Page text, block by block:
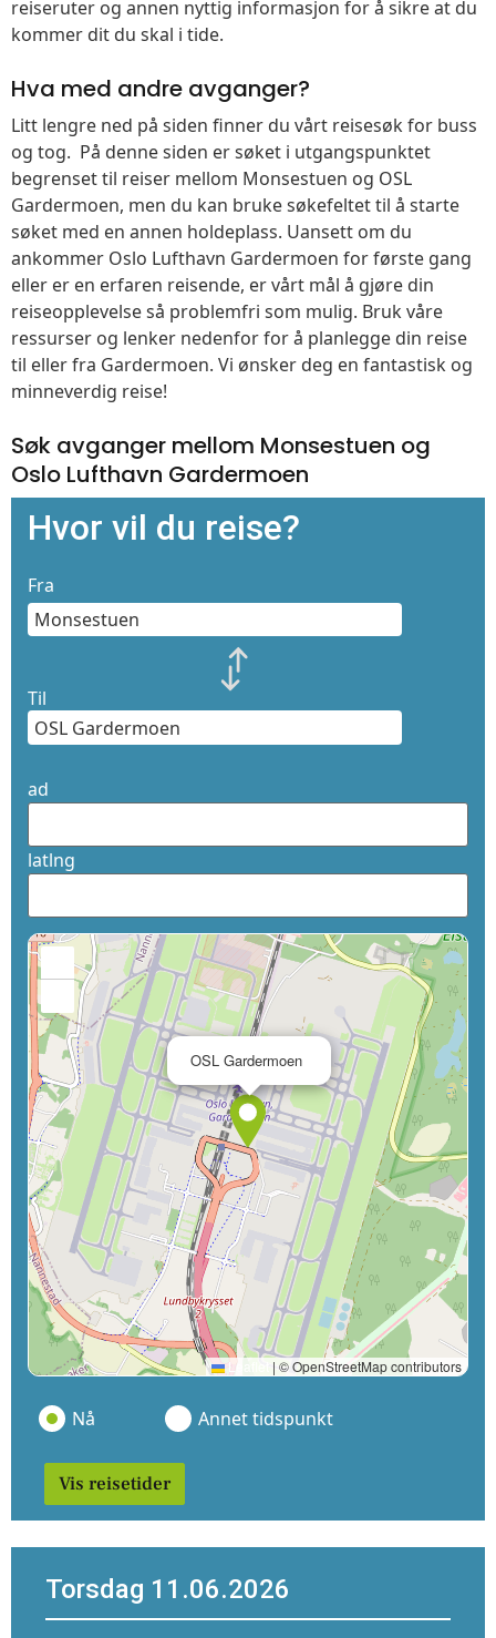
reiseruter og annen nyttig informasjon for å sikre at du
kommer dit du skal i tide.
Hva med andre avganger?
Litt lengre ned på siden finner du vårt reisesøk for buss
og tog. På denne siden er søket i utgangspunktet
begrenset til reiser mellom Monsestuen og OSL
Gardermoen, men du kan bruke søkefeltet til å starte
søket med en annen holdeplass. Uansett om du
ankommer Oslo Lufthavn Gardermoen for første gang
eller er en erfaren reisende, er vårt mål å gjøre din
reiseopplevelse så problemfri som mulig. Bruk våre
ressurser og lenker nedenfor for å planlegge din reise
til eller fra Gardermoen. Vi ønsker deg en fantastisk og
minneverdig reise!
Søk avganger mellom Monsestuen og
Oslo Lufthavn Gardermoen
Hvor vil du reise?
Fra
Til
ad
latlng
OSL Gardermoen
Leaflet | © OpenStreetMap contributors
Nå Annet tidspunkt
Vis reisetider
Torsdag 11.06.2026